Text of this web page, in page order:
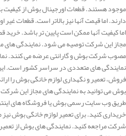
موجود هستند. قطعات اورجینال بوش از کیفیت
دارند. اما قیمت آنها نیز بالاتر است. قطعات
اما کیفیت آنها ممکن است پایین تر باشد. خرید
مجاز این شرکت توصیه می شود. نمایندگی های
مصوب شرکت بوش و گارانتی عرضه می کنند.
نمایندگی های متعددی در سراسر کشور است.
فروش، تعمیر و نگهداری لوازم خانگی بوش را
بوش می توانید به نمایندگی های مجاز این
طریق وب سایت رسمی بوش یا فروشگاه های
خریداری کنید. برای تعمیر لوازم خانگی بوش نیز
شرکت مراجعه کنید. نمایندگی های بوش از